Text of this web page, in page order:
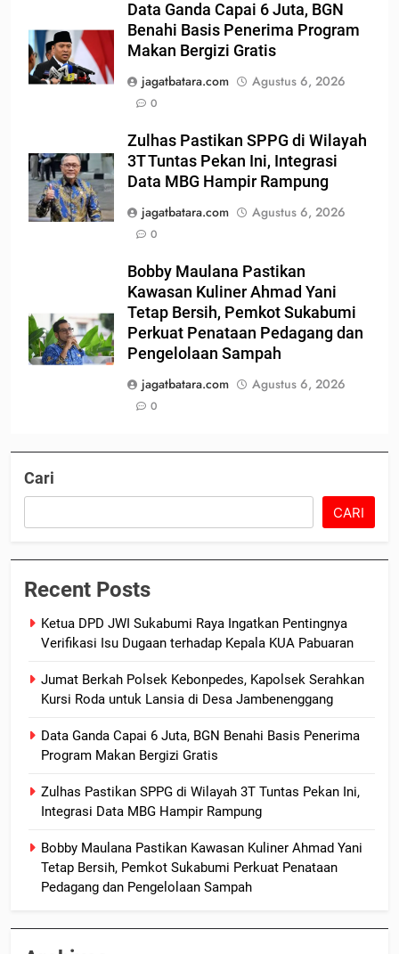
Data Ganda Capai 6 Juta, BGN
Benahi Basis Penerima Program
Makan Bergizi Gratis
jagatbatara.com
Agustus 6, 2026
0
Zulhas Pastikan SPPG di Wilayah
3T Tuntas Pekan Ini, Integrasi
Data MBG Hampir Rampung
jagatbatara.com
Agustus 6, 2026
0
Bobby Maulana Pastikan
Kawasan Kuliner Ahmad Yani
Tetap Bersih, Pemkot Sukabumi
Perkuat Penataan Pedagang dan
Pengelolaan Sampah
jagatbatara.com
Agustus 6, 2026
0
Cari
CARI
Recent Posts
Ketua DPD JWI Sukabumi Raya Ingatkan Pentingnya
Verifikasi Isu Dugaan terhadap Kepala KUA Pabuaran
Jumat Berkah Polsek Kebonpedes, Kapolsek Serahkan
Kursi Roda untuk Lansia di Desa Jambenenggang
Data Ganda Capai 6 Juta, BGN Benahi Basis Penerima
Program Makan Bergizi Gratis
Zulhas Pastikan SPPG di Wilayah 3T Tuntas Pekan Ini,
Integrasi Data MBG Hampir Rampung
Bobby Maulana Pastikan Kawasan Kuliner Ahmad Yani
Tetap Bersih, Pemkot Sukabumi Perkuat Penataan
Pedagang dan Pengelolaan Sampah